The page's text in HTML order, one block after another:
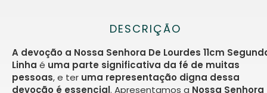
DESCRIÇÃO
A devoção a Nossa Senhora De Lourdes 11cm
Linha é uma parte significativa da fé de muitas
pessoas, e ter uma representação digna dessa
devoção é essencial. Apresentamos a Nossa Senhora